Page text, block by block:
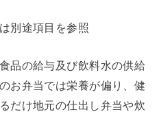
途項目を参照
品の給与及び飲料水の供給
弁当では栄養が偏り、健
だけ地元の仕出し弁当や炊